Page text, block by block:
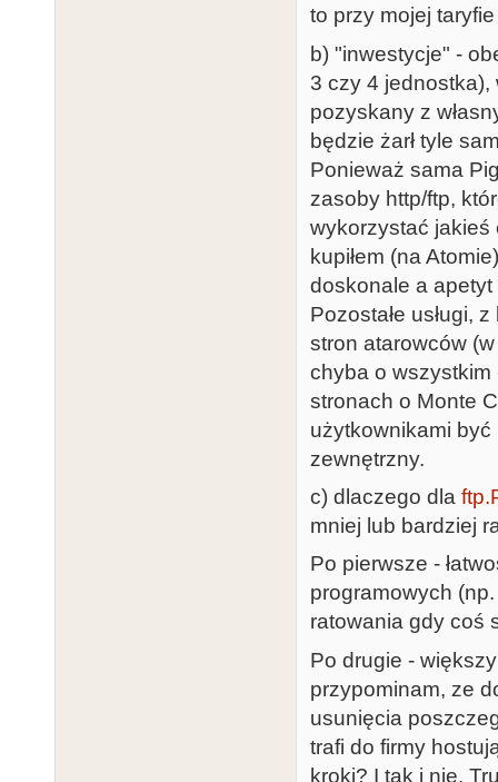
to przy mojej
b) "inwestycje" -
3 czy 4 jednostka),
pozyskany z
będzie żarł tyle
Ponieważ sama
zasoby http/ftp,
wykorzystać jakieś
kupiłem (na
doskonale a
Pozostałe usługi,
stron atarowców
chyba o
stronach o Monte
użytkownikami
zewnętrzny.
c) dlaczego dla
mniej lub bardziej
Po pierwsze -
programowych
ratowania gdy coś
Po drugie -
przypominam, ze
usunięcia
trafi do firmy
kroki? I tak i nie.